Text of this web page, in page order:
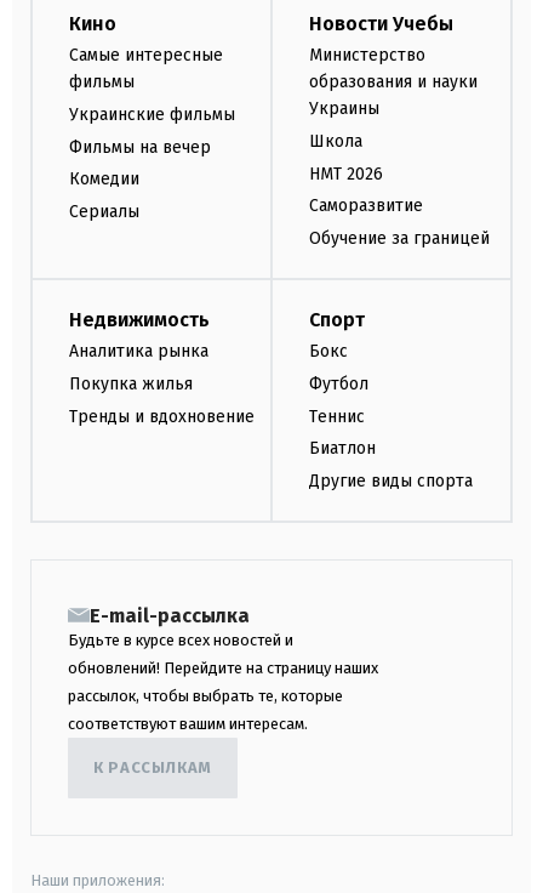
Кино
Самые интересные
фильмы
Украинские фильмы
Фильмы на вечер
Комедии
Сериалы
Новости Учебы
Министерство
образования и науки
Украины
Школа
НМТ 2026
Саморазвитие
Обучение за границей
Недвижимость
Аналитика рынка
Покупка жилья
Тренды и вдохновение
Спорт
Бокс
Футбол
Теннис
Биатлон
Другие виды спорта
E-mail-рассылка
Будьте в курсе всех новостей и
обновлений! Перейдите на страницу наших
рассылок, чтобы выбрать те, которые
соответствуют вашим интересам.
К РАССЫЛКАМ
Наши приложения: